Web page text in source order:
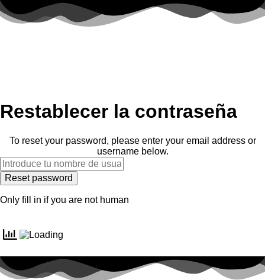
Restablecer la contraseña
To reset your password, please enter your email address or
username below.
Only fill in if you are not human